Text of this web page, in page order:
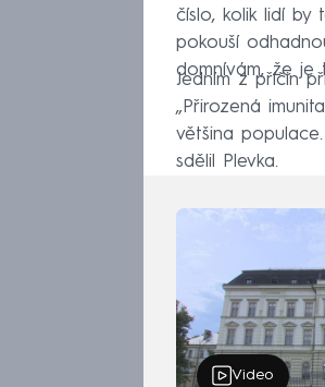
číslo, kolik lidí by
pokouší
domnívám, že je
Jedním z příčin
„Přirozená
většina
sdělil Plevka.
Video